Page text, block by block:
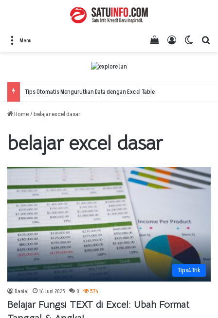
Menu Switch
Log In
View your
Tips Otomatis Mengurutkan Data dengan Excel Table
Home/belajar excel dasar
belajar excel dasar
Tips&Trik
Daniel 16 Juni 2025 0 574
Belajar Fungsi TEXT di Excel: Ubah Format